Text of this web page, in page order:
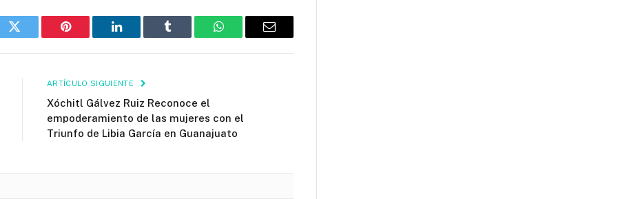
Twitter Pinterest LinkedIn Tumblr WhatsAppEmail
ARTÍCULO SIGUIENTE
Xóchitl Gálvez Ruiz Reconoce el
empoderamiento de las mujeres con el
Triunfo de Libia García en Guanajuato